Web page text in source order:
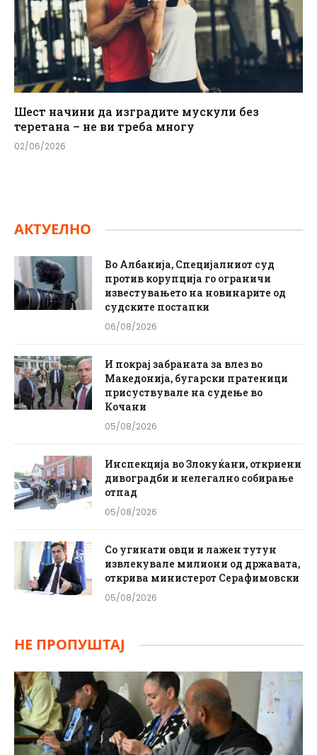
Шест начини да изградите мускули без
теретана – не ви треба многу
02/06/2026
АКТУЕЛНО
Во Албанија, Специјалниот суд
против корупција го ограничи
известувањето на новинарите од
судските постапки
06/08/2026
И покрај забраната за влез во
Македонија, бугарски пратеници
присуствувале на судење во
Кочани
05/08/2026
Инспекција во Злокуќани, откриени
дивоградби и нелегално собирање
отпад
05/08/2026
Со угинати овци и лажен тутун
извлекувале милиони од државата,
открива министерот Серафимовски
05/08/2026
НЕ ПРОПУШТАЈ